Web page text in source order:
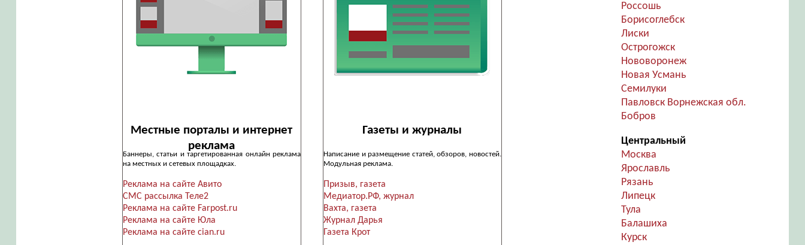
Местные порталы и интернет
реклама
Баннеры, статьи и таргетированная онлайн реклама
на местных и сетевых площадках.
Реклама на сайте Авито
СМС рассылка Теле2
Реклама на сайте Farpost.ru
Реклама на сайте Юла
Реклама на сайте cian.ru
Газеты и журналы
Написание и размещение статей, обзоров, новостей.
Модульная реклама.
Призыв, газета
Медиатор.РФ, журнал
Вахта, газета
Журнал Дарья
Газета Крот
Россошь
Борисоглебск
Лиски
Острогожск
Нововоронеж
Новая Усмань
Семилуки
Павловск Ворнежская обл.
Бобров
Центральный
Москва
Ярославль
Рязань
Липецк
Тула
Балашиха
Курск